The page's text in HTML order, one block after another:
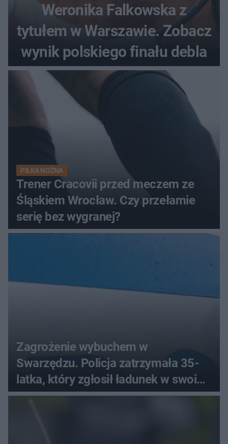
Weronika Falkowska z
tytułem w Warszawie. Zobacz
wynik polskiego finału debla
PIŁKA NOŻNA
Trener Cracovii przed meczem ze
Śląskiem Wrocław. Czy przełamie
serię bez wygranej?
Zagrożenie wybuchem w
Swarzędzu. Policja zatrzymała 35-
latka, który zgłosił ładunek w swoim
aucie